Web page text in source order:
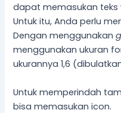
dapat memasukan teks
Untuk itu, Anda perlu
Dengan menggunakan
menggunakan ukuran
ukurannya 1,6
Untuk memperindah
bisa memasukan icon.